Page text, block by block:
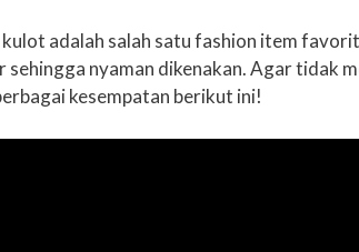
kulot adalah salah satu fashion item
sehingga nyaman dikenakan. Agar tidak
kesempatan berikut ini!